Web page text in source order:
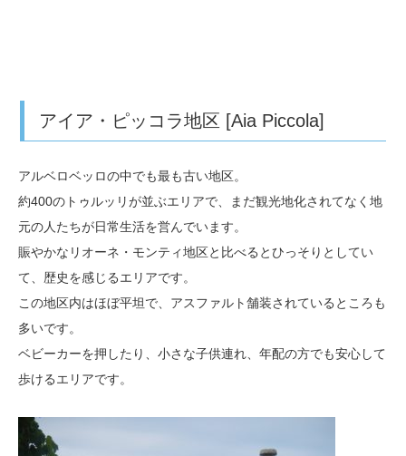
アイア・ピッコラ地区 [Aia Piccola]
アルベロベッロの中でも最も古い地区。
約400のトゥルッリが並ぶエリアで、まだ観光地化されてなく地
元の人たちが日常生活を営んでいます。
賑やかなリオーネ・モンティ地区と比べるとひっそりとしてい
て、歴史を感じるエリアです。
この地区内はほぼ平坦で、アスファルト舗装されているところも
多いです。
ベビーカーを押したり、小さな子供連れ、年配の方でも安心して
歩けるエリアです。